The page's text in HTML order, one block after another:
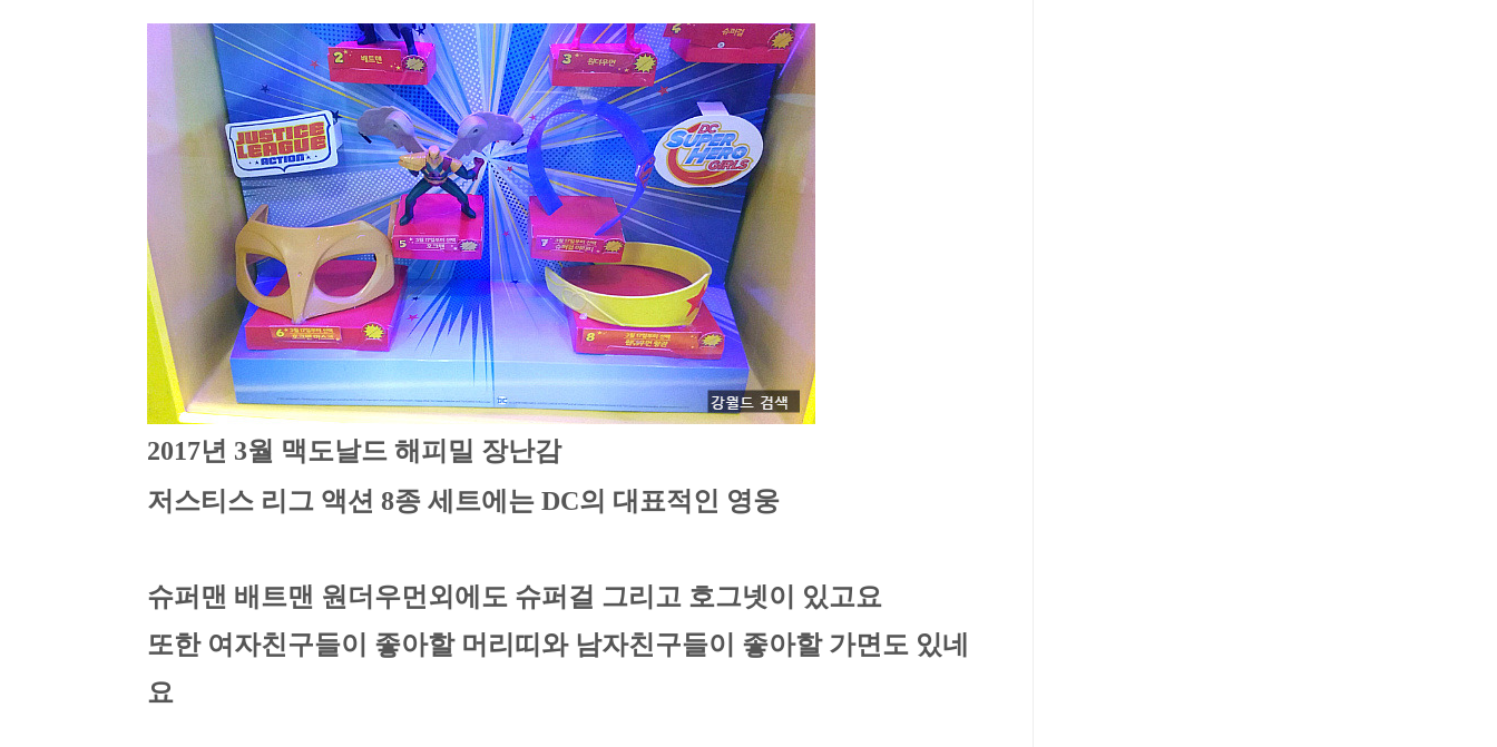
2017년 3월 맥도날드 해피밀 장난감
저스티스 리그 액션 8종 세트에는 DC의 대표적인 영웅
슈퍼맨 배트맨 원더우먼외에도 슈퍼걸 그리고 호그넷이 있고요
또한 여자친구들이 좋아할 머리띠와 남자친구들이 좋아할 가면도 있네
요